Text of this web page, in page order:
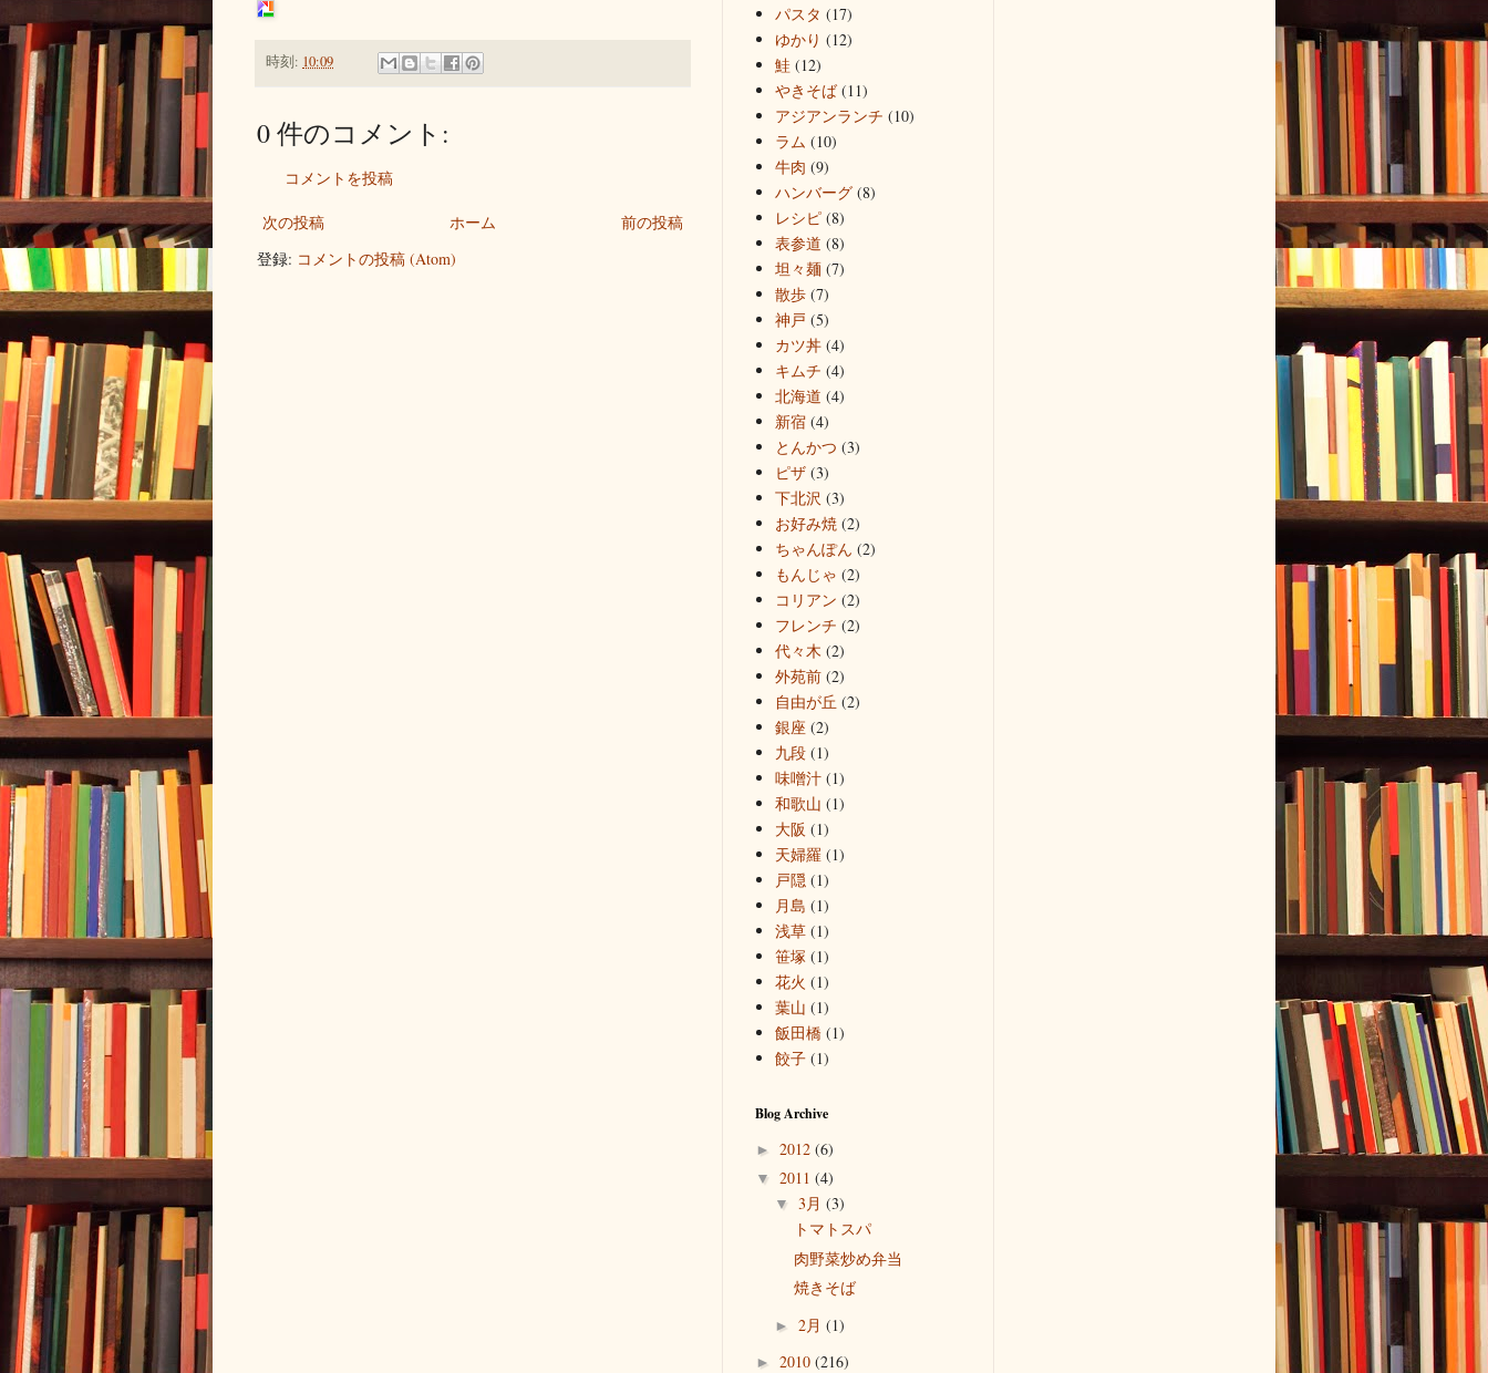
時刻: 10:09
0 件のコメント:
コメントを投稿
次の投稿 前の投稿
ホーム
登録: コメントの投稿 (Atom)
パスタ (17)
ゆかり (12)
鮭 (12)
やきそば (11)
アジアンランチ (10)
ラム (10)
牛肉 (9)
ハンバーグ (8)
レシピ (8)
表参道 (8)
坦々麺 (7)
散歩 (7)
神戸 (5)
カツ丼 (4)
キムチ (4)
北海道 (4)
新宿 (4)
とんかつ (3)
ピザ (3)
下北沢 (3)
お好み焼 (2)
ちゃんぽん (2)
もんじゃ (2)
コリアン (2)
フレンチ (2)
代々木 (2)
外苑前 (2)
自由が丘 (2)
銀座 (2)
九段 (1)
味噌汁 (1)
和歌山 (1)
大阪 (1)
天婦羅 (1)
戸隠 (1)
月島 (1)
浅草 (1)
笹塚 (1)
花火 (1)
葉山 (1)
飯田橋 (1)
餃子 (1)
Blog Archive
► 2012 (6)
▼ 2011 (4)
▼ 3月 (3)
トマトスパ
肉野菜炒め弁当
焼きそば
► 2月 (1)
► 2010 (216)